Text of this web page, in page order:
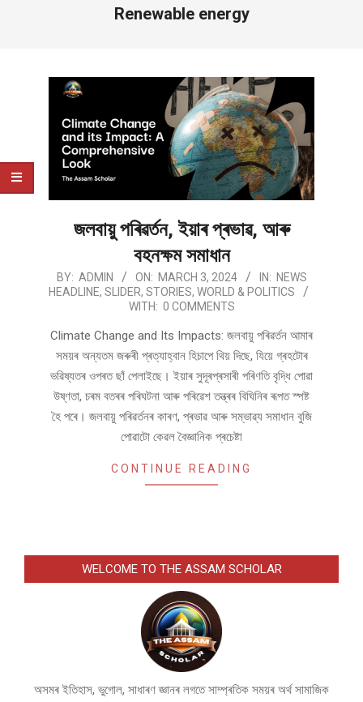
Renewable energy
জলবায়ু পৰিৱৰ্তন, ইয়াৰ প্ৰভাৱ, আৰু
বহনক্ষম সমাধান
2024-
03-
BY: ADMIN ON: MARCH 3, 2024 IN: NEWS
HEADLINE, SLIDER, STORIES, WORLD & POLITICS
WITH: 0 COMMENTS
Climate Change and Its Impacts: জলবায়ু পৰিৱৰ্তন আমাৰ
সময়ৰ অন্যতম জৰুৰী প্ৰত্যাহ্বান হিচাপে থিয় দিছে, যিয়ে গ্ৰহটোৰ
ভৱিষ্যতৰ ওপৰত ছাঁ পেলাইছে। ইয়াৰ সুদূৰপ্ৰসাৰী পৰিণতি বৃদ্ধি পোৱা
উষ্ণতা, চৰম বতৰৰ পৰিঘটনা আৰু পৰিৱেশ তন্ত্ৰৰ বিঘিনিৰ ৰূপত স্পষ্ট
হৈ পৰে। জলবায়ু পৰিৱৰ্তনৰ কাৰণ, প্ৰভাৱ আৰু সম্ভাৱ্য সমাধান বুজি
পোৱাটো কেৱল বৈজ্ঞানিক প্ৰচেষ্টা
CONTINUE READING
WELCOME TO THE ASSAM SCHOLAR
অসমৰ ইতিহাস, ভুগোল, সাধাৰণ জ্ঞানৰ লগতে সাম্প্ৰতিক সময়ৰ অৰ্থ সামাজিক